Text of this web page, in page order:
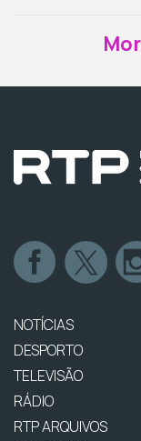
NOTÍCIAS
DESPORTO
TELEVISÃO
RÁDIO
RTP ARQUIVOS